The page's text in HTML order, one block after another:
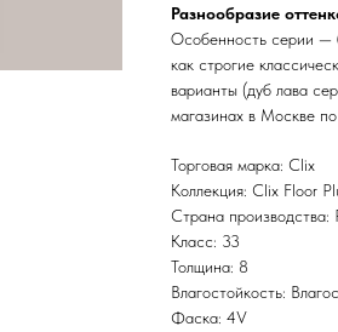
Разнообразие
Особенность серии —
как строгие
варианты (дуб лава
магазинах в Москве
Торговая марка: Clix
Коллекция: Clix Floor
Страна производства:
Класс: 33
Толщина: 8
Влагостойкость:
Фаска: 4V